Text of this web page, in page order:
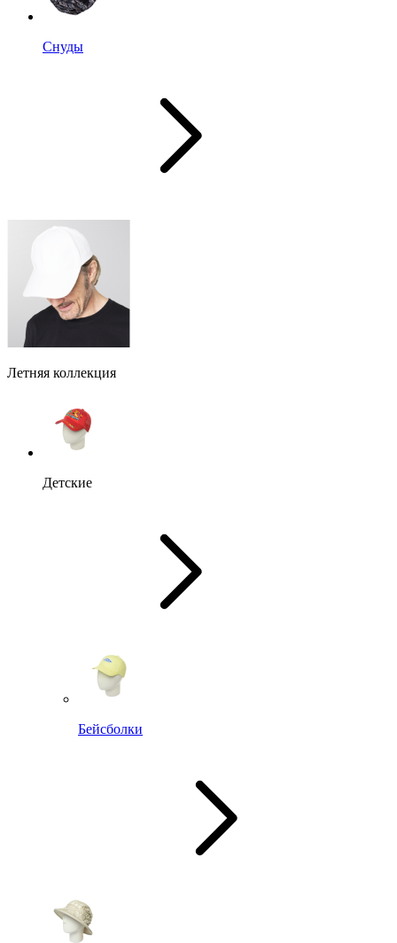
Снуды
Летняя коллекция
Детские
Бейсболки